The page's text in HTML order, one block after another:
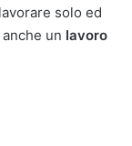
solo ed
un lavoro